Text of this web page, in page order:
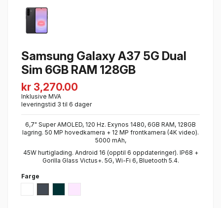
Samsung Galaxy A37 5G Dual
Sim 6GB RAM 128GB
kr 3,270.00
Inklusive MVA
leveringstid 3 til 6 dager
6,7" Super AMOLED, 120 Hz. Exynos 1480, 6GB RAM, 128GB
lagring. 50 MP hovedkamera + 12 MP frontkamera (4K video).
5000 mAh,
45W hurtiglading. Android 16 (opptil 6 oppdateringer). IP68 +
Gorilla Glass Victus+. 5G, Wi-Fi 6, Bluetooth 5.4.
Farge